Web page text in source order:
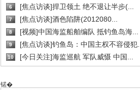
6 [焦点访谈]捍卫领土 绝不退让半步(...
7 [焦点访谈]酒色陷阱(2012080...
8 [视频]中国海监船舶编队 抵钓鱼岛海...
9 [焦点访谈]钓鱼岛：中国主权不容侵犯...
10 [今日关注]海监巡航 军队威慑 中国...
锘�